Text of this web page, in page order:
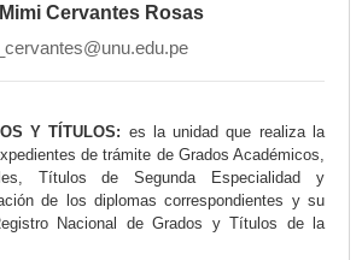
Cervantes Rosas
Y TÍTULOS: es la unidad que realiza la
de trámite de Grados Académicos,
Títulos de Segunda Especialidad y
de los diplomas correspondientes y su
Nacional de Grados y Títulos de la